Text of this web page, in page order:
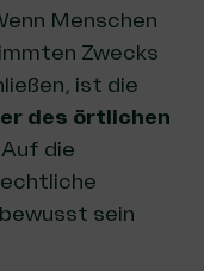
Menschen
Zwecks
ist die
des örtlichen
Auf die
sein